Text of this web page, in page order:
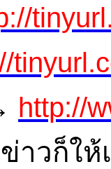
http://
าวก็ใ